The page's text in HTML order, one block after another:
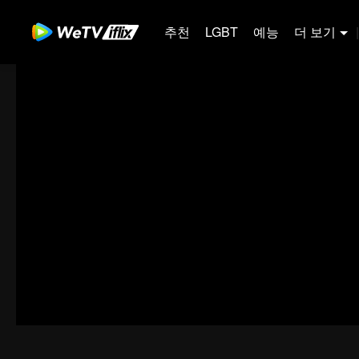
추천 LGBT 예능 더 보기 |